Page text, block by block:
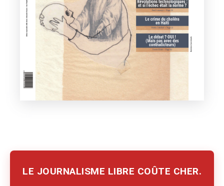
LE JOURNALISME LIBRE COÛTE CHER.